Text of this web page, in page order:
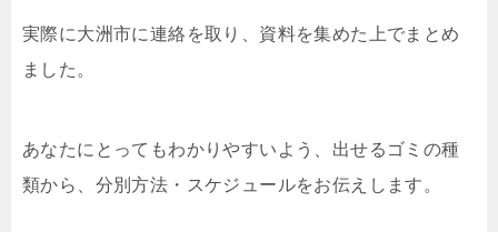
実際に大洲市に連絡を取り、資料を集めた上でまとめ
ました。
あなたにとってもわかりやすいよう、出せるゴミの種
類から、分別方法・スケジュールをお伝えします。